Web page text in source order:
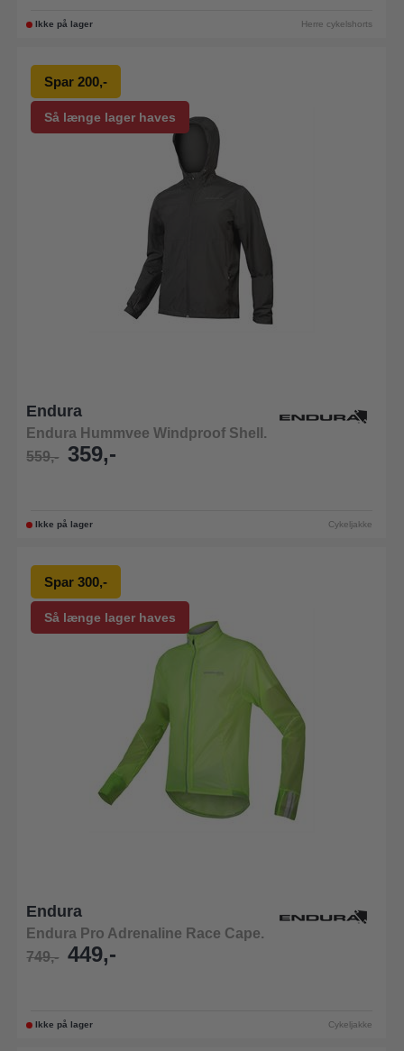
Ikke på lager Herre cykelshorts
Så længe lager haves
Spar 200,-
Endura
Endura Hummvee Windproof Shell.
559,-
359,-
Ikke på lager Cykeljakke
Så længe lager haves
Spar 300,-
Endura
Endura Pro Adrenaline Race Cape.
749,-
449,-
Ikke på lager Cykeljakke